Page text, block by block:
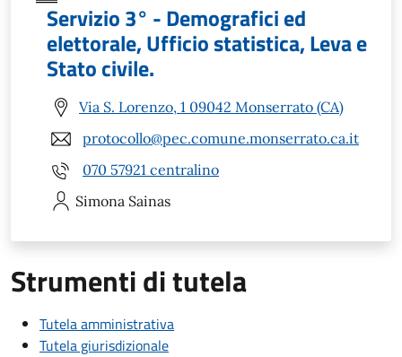
Servizio 3° - Demografici ed
elettorale, Ufficio statistica, Leva e
Stato civile.
Via S. Lorenzo, 1 09042 Monserrato (CA)
protocollo@pec.comune.monserrato.ca.it
070 57921 centralino
Simona Sainas
Strumenti di tutela
Tutela amministrativa
Tutela giurisdizionale